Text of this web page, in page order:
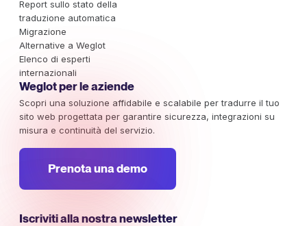
Report sullo stato della
traduzione automatica
Migrazione
Alternative a Weglot
Elenco di esperti
internazionali
Weglot per le aziende
Scopri una soluzione affidabile e scalabile per tradurre il tuo
sito web progettata per garantire sicurezza, integrazioni su
misura e continuità del servizio.
Prenota una demo
Iscriviti alla nostra newsletter